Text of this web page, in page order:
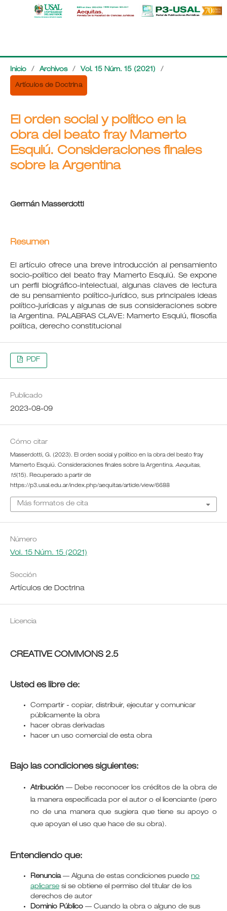
Inicio / Archivos / Vol. 15 Núm. 15 (2021) /
Artículos de Doctrina
El orden social y político en la
obra del beato fray Mamerto
Esquiú. Consideraciones finales
sobre la Argentina
Germán Masserdotti
Resumen
El artículo ofrece una breve introducción al pensamiento
socio-político del beato fray Mamerto Esquiú. Se expone
un perfil biográfico-intelectual, algunas claves de lectura
de su pensamiento político-jurídico, sus principales ideas
político-jurídicas y algunas de sus consideraciones sobre
la Argentina. PALABRAS CLAVE: Mamerto Esquiú, filosofía
política, derecho constitucional
PDF
Publicado
2023-08-09
Cómo citar
Masserdotti, G. (2023). El orden social y político en la obra del beato fray
Mamerto Esquiú. Consideraciones finales sobre la Argentina. Aequitas,
15(15). Recuperado a partir de
https://p3.usal.edu.ar/index.php/aequitas/article/view/6688
Más formatos de cita
Número
Vol. 15 Núm. 15 (2021)
Sección
Artículos de Doctrina
Licencia
CREATIVE COMMONS 2.5
Usted es libre de:
Compartir - copiar, distribuir, ejecutar y comunicar
públicamente la obra
hacer obras derivadas
hacer un uso comercial de esta obra
Bajo las condiciones siguientes:
Atribución—Debe reconocer los créditos de la obra de
la manera especificada por el autor o el licenciante (pero
no de una manera que sugiera que tiene su apoyo o
que apoyan el uso que hace de su obra).
Entendiendo que:
Renuncia— Alguna de estas condiciones puede no
aplicarsesi se obtiene el permiso del titular de los
derechos de autor
Dominio Público— Cuando la obra o alguno de sus